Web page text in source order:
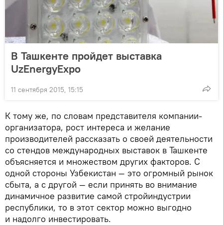
В Ташкенте пройдет выставка
UzEnergyExpo
11 сентября 2015, 15:15
К тому же, по словам представителя компании-
организатора, рост интереса и желание
производителей рассказать о своей деятельности
со стендов международных выставок в Ташкенте
объясняется и множеством других факторов. С
одной стороны Узбекистан — это огромный рынок
сбыта, а с другой — если принять во внимание
динамичное развитие самой стройиндустрии
республики, то в этот сектор можно выгодно
и надолго инвестировать.